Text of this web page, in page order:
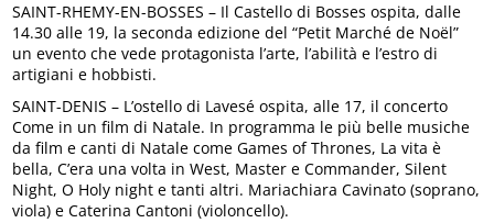
SAINT-RHEMY-EN-BOSSES – Il Castello di Bosses ospita, dalle
14.30 alle 19, la seconda edizione del “Petit Marché de Noël”
un evento che vede protagonista l’arte, l’abilità e l’estro di
artigiani e hobbisti.
SAINT-DENIS – L’ostello di Lavesé ospita, alle 17, il concerto
Come in un film di Natale. In programma le più belle musiche
da film e canti di Natale come Games of Thrones, La vita è
bella, C’era una volta in West, Master e Commander, Silent
Night, O Holy night e tanti altri. Mariachiara Cavinato (soprano,
viola) e Caterina Cantoni (violoncello).